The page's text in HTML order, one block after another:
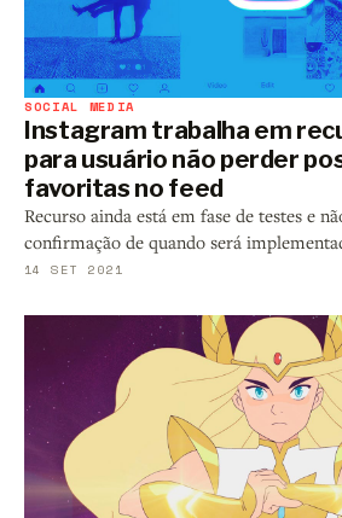
SOCIAL MEDIA
Instagram trabalha em
para usuário não perder
favoritas no feed
Recurso ainda está em fase de testes e
confirmação de quando será
14 SET 2021